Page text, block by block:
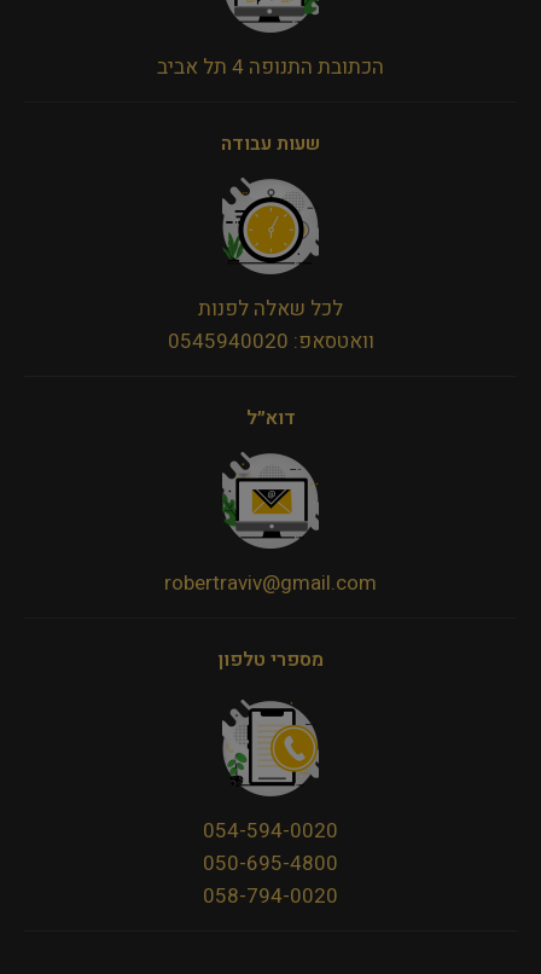
הכתובת התנופה 4 תל אביב
שעות עבודה
לכל שאלה לפנות
וואטסאפ: 0545940020
דוא״ל
robertraviv@gmail.com
מספרי טלפון
054-594-0020
050-695-4800
058-794-0020